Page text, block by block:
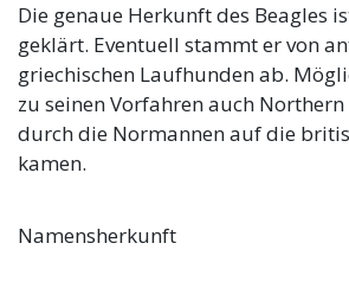
Die genaue Herkunft des Beagles
geklärt. Eventuell stammt er von
griechischen Laufhunden ab.
zu seinen Vorfahren auch
durch die Normannen auf die
kamen.
Namensherkunft